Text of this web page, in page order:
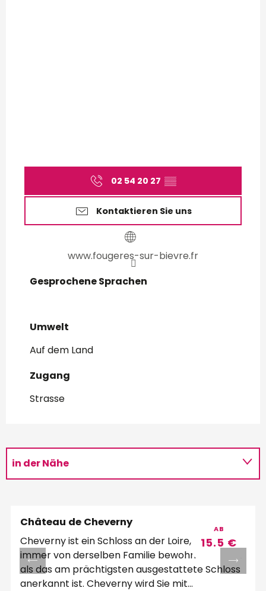
02 54 20 27 ▒▒
Kontaktieren Sie uns
www.fougeres-sur-bievre.fr
Gesprochene Sprachen
Gesprochene Sprachen
Umwelt
Umwelt
Auf dem Land
Zugang
Zugang
Strasse
in der Nähe
AB
15.5 €
Château de Cheverny
Cheverny ist ein Schloss an der Loire, das noch
immer von derselben Familie bewohnt wird und
als das am prächtigsten ausgestattete Schloss
anerkannt ist. Cheverny wird Sie mit...